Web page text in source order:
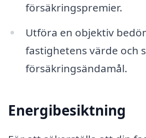
försäkringspremier.
Utföra en objektiv
fastighetens värde och
försäkringsändamål.
Energibesiktning